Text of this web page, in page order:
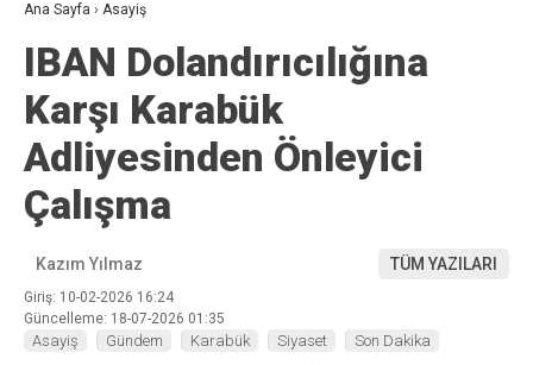
Ana Sayfa › Asayiş
IBAN Dolandırıcılığına
Karşı Karabük
Adliyesinden Önleyici
Çalışma
Kazım Yılmaz TÜM YAZILARI
Giriş: 10-02-2026 16:24
Güncelleme: 18-07-2026 01:35
Asayiş Gündem Karabük Siyaset Son Dakika